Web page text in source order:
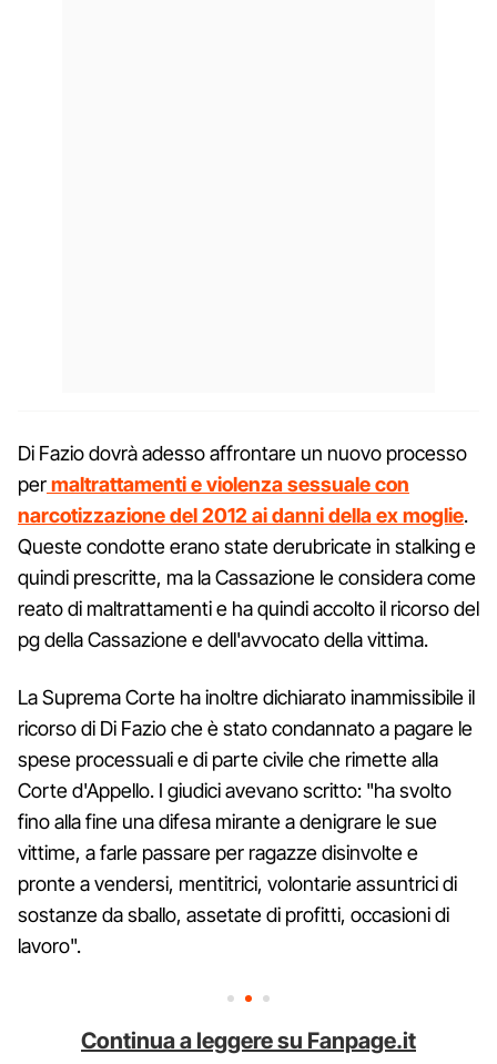
Di Fazio dovrà adesso affrontare un nuovo processo
permaltrattamenti e violenza sessuale con
narcotizzazione del 2012 ai danni della ex moglie.
Queste condotte erano state derubricate in stalking e
quindi prescritte, ma la Cassazione le considera come
reato di maltrattamenti e ha quindi accolto il ricorso del
pg della Cassazione e dell'avvocato della vittima.
La Suprema Corte ha inoltre dichiarato inammissibile il
ricorso di Di Fazio che è stato condannato a pagare le
spese processuali e di parte civile che rimette alla
Corte d'Appello. I giudici avevano scritto: "ha svolto
fino alla fine una difesa mirante a denigrare le sue
vittime, a farle passare per ragazze disinvolte e
pronte a vendersi, mentitrici, volontarie assuntrici di
sostanze da sballo, assetate di profitti, occasioni di
lavoro".
Continua a leggere su Fanpage.it